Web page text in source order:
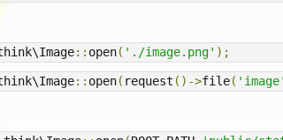
:: open( './image.png' );
:: open( request ()->file( 'image'